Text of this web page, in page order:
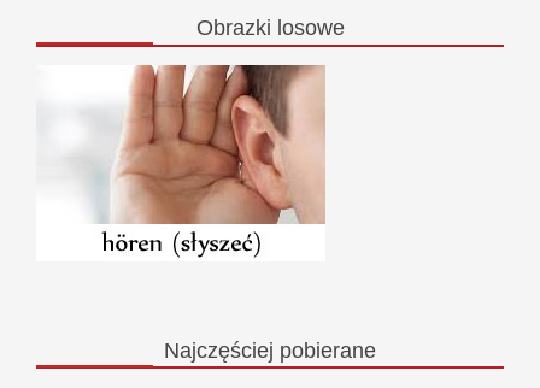
Obrazki losowe
Najczęściej pobierane